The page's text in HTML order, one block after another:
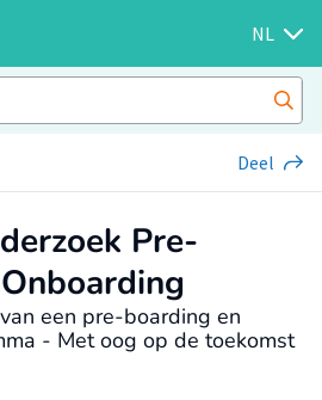
NL
Deel
Pre-
een pre-boarding en
- Met oog op de toekomst